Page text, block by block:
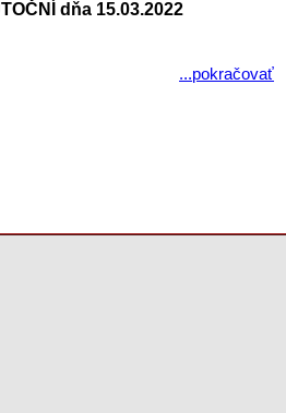
dňa 15.03.2022
...pokračovať